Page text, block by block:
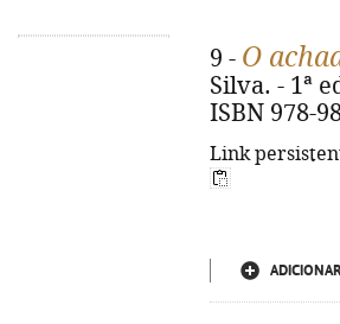
9 - O
Silva. - 1ª
ISBN 978-
Link